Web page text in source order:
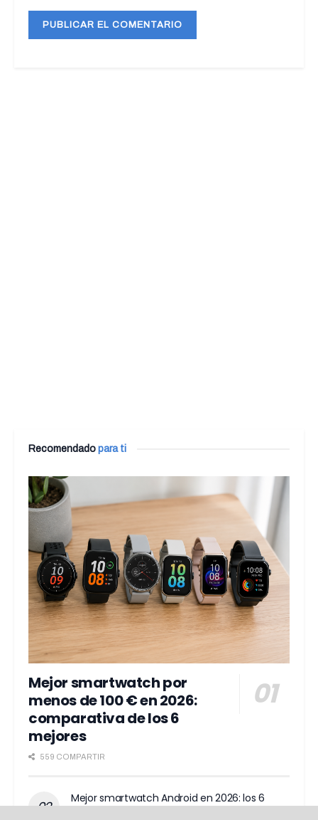
Recomendado para ti
Mejor smartwatch por
menos de 100 € en 2026:
comparativa de los 6
mejores
559 COMPARTIR
Mejor smartwatch Android en 2026: los 6